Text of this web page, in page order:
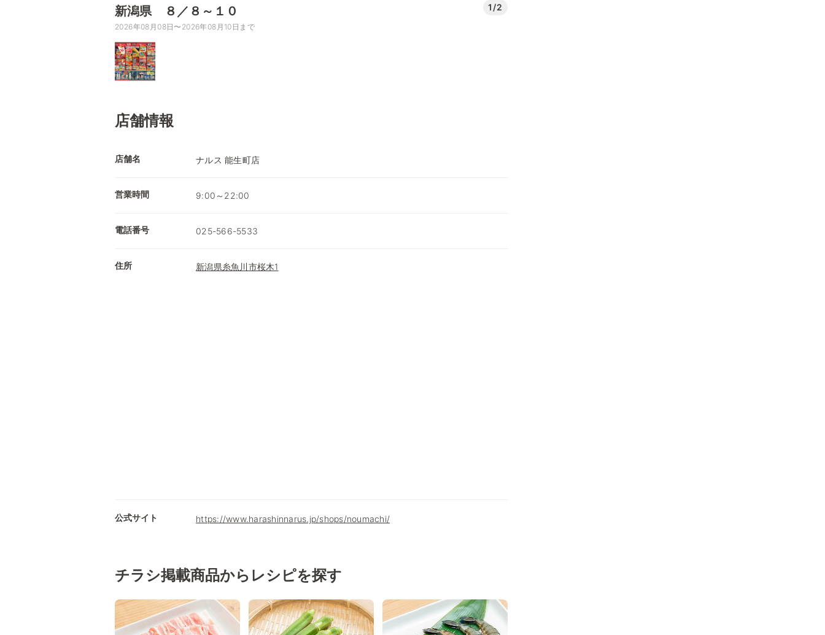
新潟県 ８／８～１０ 1/2
2026年08月08日〜2026年08月10日まで
店舗情報
店舗名 ナルス 能生町店
営業時間 9:00～22:00
電話番号 025-566-5533
住所 新潟県糸魚川市桜木1
公式サイト https://www.harashinnarus.jp/shops/noumachi/
チラシ掲載商品からレシピを探す